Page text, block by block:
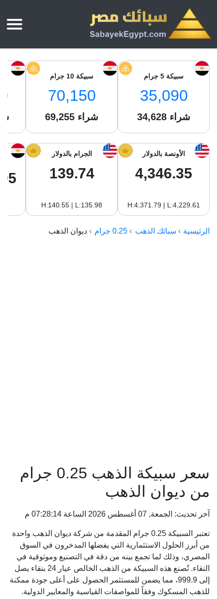
أسعار الذهب
سعر الذهب عيار 24
سعر جنيه الذهب
سبائك الذهب
بي تي سي
سام
سليمة جولد
سويس جولد
أسعار الفضة اليوم
سبائك الفضة
بي تي سي
جونير
نجم الدين
من نحن
سبيكة 5 جرام
35,090
34,628 شراء
سبيكة 10 جرام
70,150
69,255 شراء
الأونصة بالدولار
4,346.35
H:4,371.79 | L:4,229.61
الجرام بالدولار
139.74
H:140.55 | L:135.98
الرئيسية سبائك الذهب 0.25 جرام ديوان الذهب
سعر سبيكة الذهب 0.25 جرام
من ديوان الذهب
آخر تحديث: الجمعة, 07 أغسطس 2026 الساعة 07:28:14 م
تعتبر السبيكة 0.25 جرام المقدمة من شركة ديوان الذهب واحدة
من أبرز الحلول الاستثمارية التي يفضلها المدخرون في السوق
المصري، وذلك لما تجمع بينه من دقة في التصنيع وموثوقية في
النقاء. تُصنع هذه السبيكة من الذهب الخالص عيار 24 بنقاء يصل
إلى 999.9، مما يضمن للمستثمر الحصول على أعلى جودة ممكنة
للذهب المسكوك وفقاً للمواصفات القياسية والمعايير الدولية.